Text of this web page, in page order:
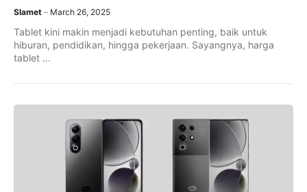
Slamet March 26, 2025
Tablet kini makin menjadi kebutuhan penting, baik untuk
hiburan, pendidikan, hingga pekerjaan. Sayangnya, harga
tablet ...